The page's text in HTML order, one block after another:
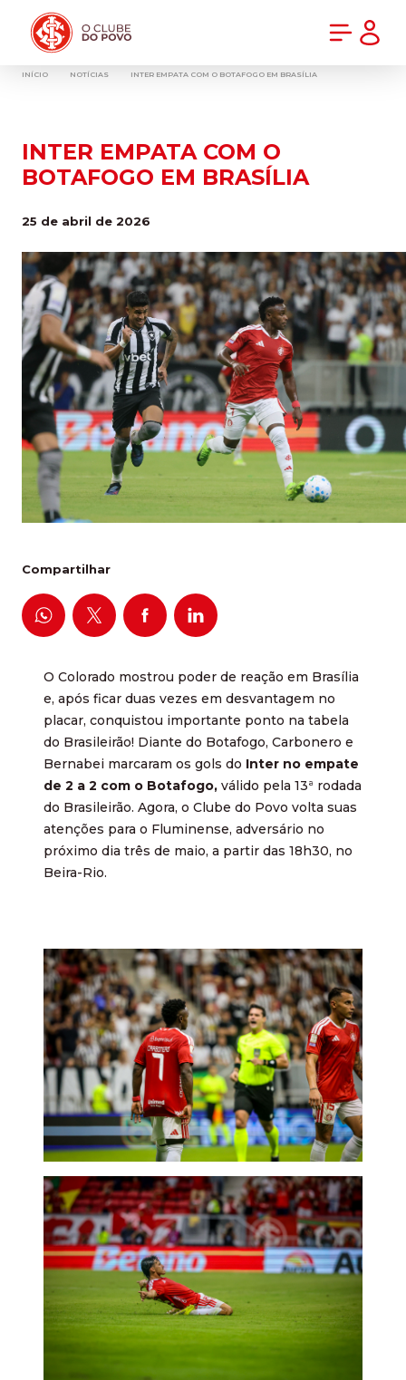
INÍCIO NOTÍCIAS INTER EMPATA COM O BOTAFOGO EM BRASÍLIA
INTER EMPATA COM O
BOTAFOGO EM BRASÍLIA
25 de abril de 2026
Compartilhar
O Colorado mostrou poder de reação em Brasília
e, após ficar duas vezes em desvantagem no
placar, conquistou importante ponto na tabela
do Brasileirão! Diante do Botafogo, Carbonero e
Bernabei marcaram os gols do Inter no empate
de 2 a 2 com o Botafogo, válido pela 13ª rodada
do Brasileirão. Agora, o Clube do Povo volta suas
atenções para o Fluminense, adversário no
próximo dia três de maio, a partir das 18h30, no
Beira-Rio.